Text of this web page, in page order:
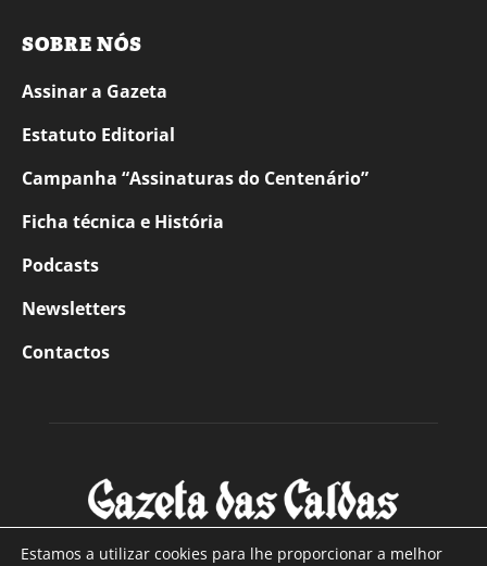
SOBRE NÓS
Assinar a Gazeta
Estatuto Editorial
Campanha “Assinaturas do Centenário”
Ficha técnica e História
Podcasts
Newsletters
Contactos
Estamos a utilizar cookies para lhe proporcionar a melhor